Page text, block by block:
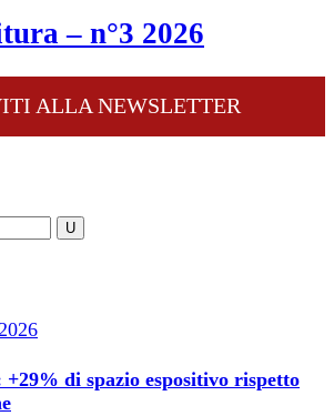
– n°3 2026
ALLA NEWSLETTER
+29% di spazio espositivo rispetto